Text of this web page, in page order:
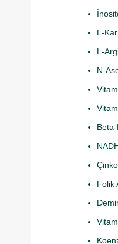
L-
L-
N-
Folik